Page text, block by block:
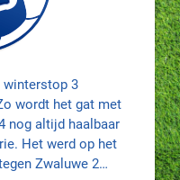
winterstop 3
wordt het gat met
nog altijd haalbaar
Het werd op het
Zwaluwe 2…